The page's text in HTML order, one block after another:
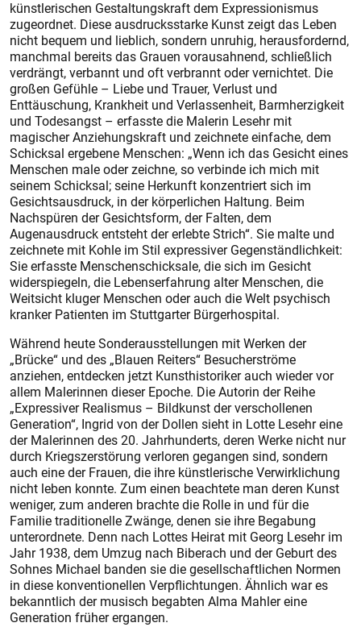
künstlerischen Gestaltungskraft dem Expressionismus
zugeordnet. Diese ausdrucksstarke Kunst zeigt das Leben
nicht bequem und lieblich, sondern unruhig, herausfordernd,
manchmal bereits das Grauen vorausahnend, schließlich
verdrängt, verbannt und oft verbrannt oder vernichtet. Die
großen Gefühle – Liebe und Trauer, Verlust und
Enttäuschung, Krankheit und Verlassenheit, Barmherzigkeit
und Todesangst – erfasste die Malerin Lesehr mit
magischer Anziehungskraft und zeichnete einfache, dem
Schicksal ergebene Menschen: „Wenn ich das Gesicht eines
Menschen male oder zeichne, so verbinde ich mich mit
seinem Schicksal; seine Herkunft konzentriert sich im
Gesichtsausdruck, in der körperlichen Haltung. Beim
Nachspüren der Gesichtsform, der Falten, dem
Augenausdruck entsteht der erlebte Strich“. Sie malte und
zeichnete mit Kohle im Stil expressiver Gegenständlichkeit:
Sie erfasste Menschenschicksale, die sich im Gesicht
widerspiegeln, die Lebenserfahrung alter Menschen, die
Weitsicht kluger Menschen oder auch die Welt psychisch
kranker Patienten im Stuttgarter Bürgerhospital.
Während heute Sonderausstellungen mit Werken der
„Brücke“ und des „Blauen Reiters“ Besucherströme
anziehen, entdecken jetzt Kunsthistoriker auch wieder vor
allem Malerinnen dieser Epoche. Die Autorin der Reihe
„Expressiver Realismus – Bildkunst der verschollenen
Generation“, Ingrid von der Dollen sieht in Lotte Lesehr eine
der Malerinnen des 20. Jahrhunderts, deren Werke nicht nur
durch Kriegszerstörung verloren gegangen sind, sondern
auch eine der Frauen, die ihre künstlerische Verwirklichung
nicht leben konnte. Zum einen beachtete man deren Kunst
weniger, zum anderen brachte die Rolle in und für die
Familie traditionelle Zwänge, denen sie ihre Begabung
unterordnete. Denn nach Lottes Heirat mit Georg Lesehr im
Jahr 1938, dem Umzug nach Bibe­rach und der Geburt des
Sohnes Michael banden sie die gesellschaftlichen Normen
in diese konventionellen Verpflichtungen. Ähnlich war es
bekanntlich der musisch begabten Alma Mahler eine
Generation früher ergangen.